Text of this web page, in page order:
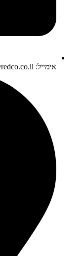
אימייל: redco@redco.co.il